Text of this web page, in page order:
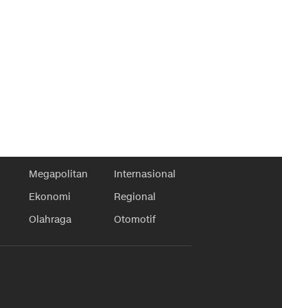
Megapolitan
Internasional
Ekonomi
Regional
Olahraga Otomotif